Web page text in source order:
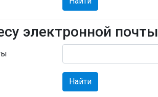
электронной почты
электронной почты